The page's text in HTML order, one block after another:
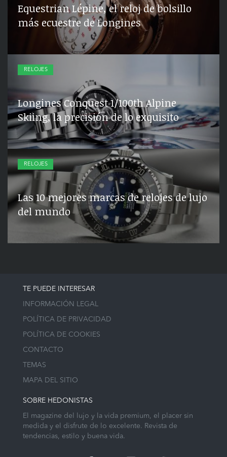
Equestrian Lépine, el reloj de bolsillo
más ecuestre de Longines
RELOJES
Longines Conquest 1/100th Alpine
Skiing, la precisión de lo exquisito
RELOJES
Las 10 mejores marcas de relojes de lujo
del mundo
TE PUEDE INTERESAR
INFORMACIÓN LEGAL
POLÍTICA DE PRIVACIDAD
POLÍTICA DE COOKIES
CONTACTO
TEMAS
MAPA DEL SITIO
SOBRE HEDONISTAS
El magazine del lujo y la vida premium, el placer sin
medida y el disfrute de lo excelente. Revista de
tendencias, estilo y buena vida.